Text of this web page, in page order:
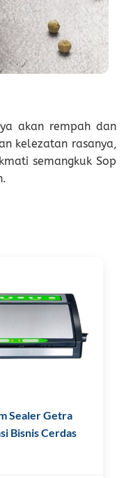
akan rempah dan
kelezatan rasanya,
semangkuk Sop
Sealer Getra
Bisnis Cerdas